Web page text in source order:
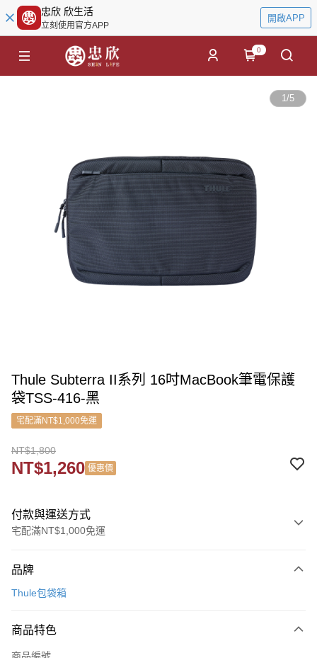
忠欣 欣生活
立刻使用官方APP
開啟APP
0
1/5
Thule Subterra II系列 16吋MacBook筆電保護
袋TSS-416-黑
宅配滿NT$1,000免運
NT$1,800
NT$1,260 優惠價
付款與運送方式
宅配滿NT$1,000免運
信用卡一次付款
3 期 0 利率 每期
合作金庫商業銀行
品牌
Thule包袋箱
商品特色